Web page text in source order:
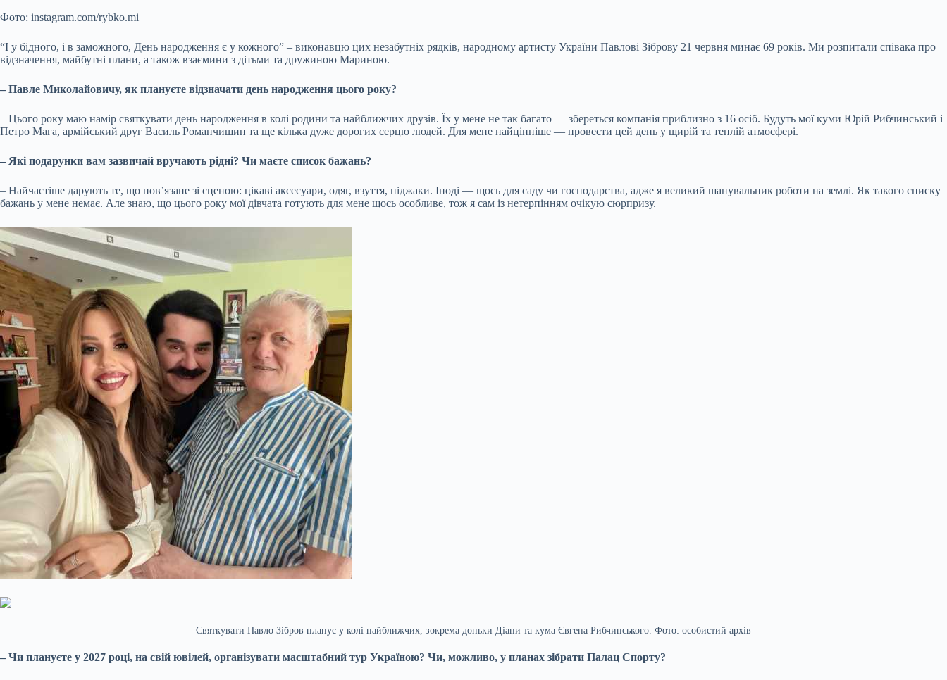
Фото: instagram.com/rybko.mi
“І у бідного, і в заможного, День народження є у кожного” – виконавцю цих незабутніх рядків, народному артисту України Павлові Зіброву 21 червня минає 69 років. Ми розпитали співака про
відзначення, майбутні плани, а також взаємини з дітьми та дружиною Мариною.
– Павле Миколайовичу, як плануєте відзначати день народження цього року?
– Цього року маю намір святкувати день народження в колі родини та найближчих друзів. Їх у мене не так багато — збереться компанія приблизно з 16 осіб. Будуть мої куми Юрій Рибчинський і
Петро Мага, армійський друг Василь Романчишин та ще кілька дуже дорогих серцю людей. Для мене найцінніше — провести цей день у щирій та теплій атмосфері.
– Які подарунки вам зазвичай вручають рідні? Чи маєте список бажань?
– Найчастіше дарують те, що пов’язане зі сценою: цікаві аксесуари, одяг, взуття, піджаки. Іноді — щось для саду чи господарства, адже я великий шанувальник роботи на землі. Як такого списку
бажань у мене немає. Але знаю, що цього року мої дівчата готують для мене щось особливе, тож я сам із нетерпінням очікую сюрпризу.
Святкувати Павло Зібров планує у колі найближчих, зокрема доньки Діани та кума Євгена Рибчинського. Фото: особистий архів
– Чи плануєте у 2027 році, на свій ювілей, організувати масштабний тур Україною? Чи, можливо, у планах зібрати Палац Спорту?